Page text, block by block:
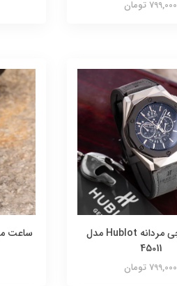
799,000 تومان
ساعت مچی مردانه Hublot مدل
45011
799,000 تومان